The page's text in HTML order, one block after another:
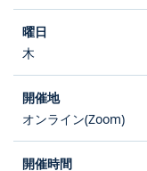
木
オンライン(Zoom)